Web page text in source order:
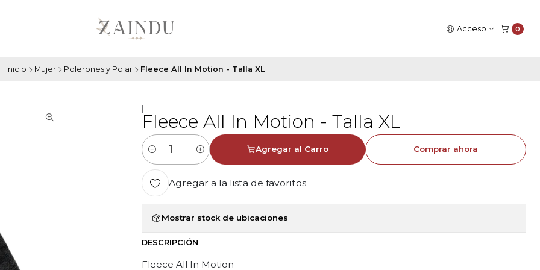
Acceso 0
Inicio Mujer Polerones y Polar Fleece All In Motion - Talla XL
Fleece All In Motion - Talla XL
Cantidad
Agregar al Carro Comprar ahora
Agregar a la lista de favoritos
Mostrar stock de ubicaciones
DESCRIPCIÓN
Fleece All In Motion